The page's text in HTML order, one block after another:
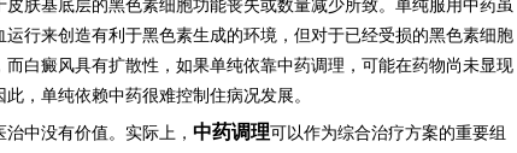
肤基底层的黑色素细胞功能丧失或数量减少所致。单纯服用中药虽
行来创造有利于黑色素生成的环境，但对于已经受损的黑色素细胞
白癜风具有扩散性，如果单纯依靠中药调理，可能在药物尚未显现
，单纯依赖中药很难控制住病况发展。
中没有价值。实际上， 中药调理可以作为综合治疗方案的重要组